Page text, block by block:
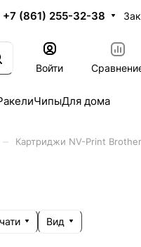
+7 (861) 255-32-38
Войти
ЧипыДля дома
Картриджи NV-Print Brother
Вид